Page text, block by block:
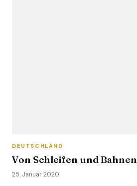
DEUTSCHLAND
Von Schleifen und Bahnen
25. Januar 2020